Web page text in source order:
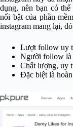
dụng, nên bạn có
nổi bậtcủa phần
instagram mang lại,
Lượt follow uy
Người follow là
Chất lượng, uy
Đặc biệt là